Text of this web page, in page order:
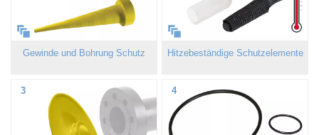
Gewinde und Bohrung Schutz Hitzebeständige Schutzelemente
3 4